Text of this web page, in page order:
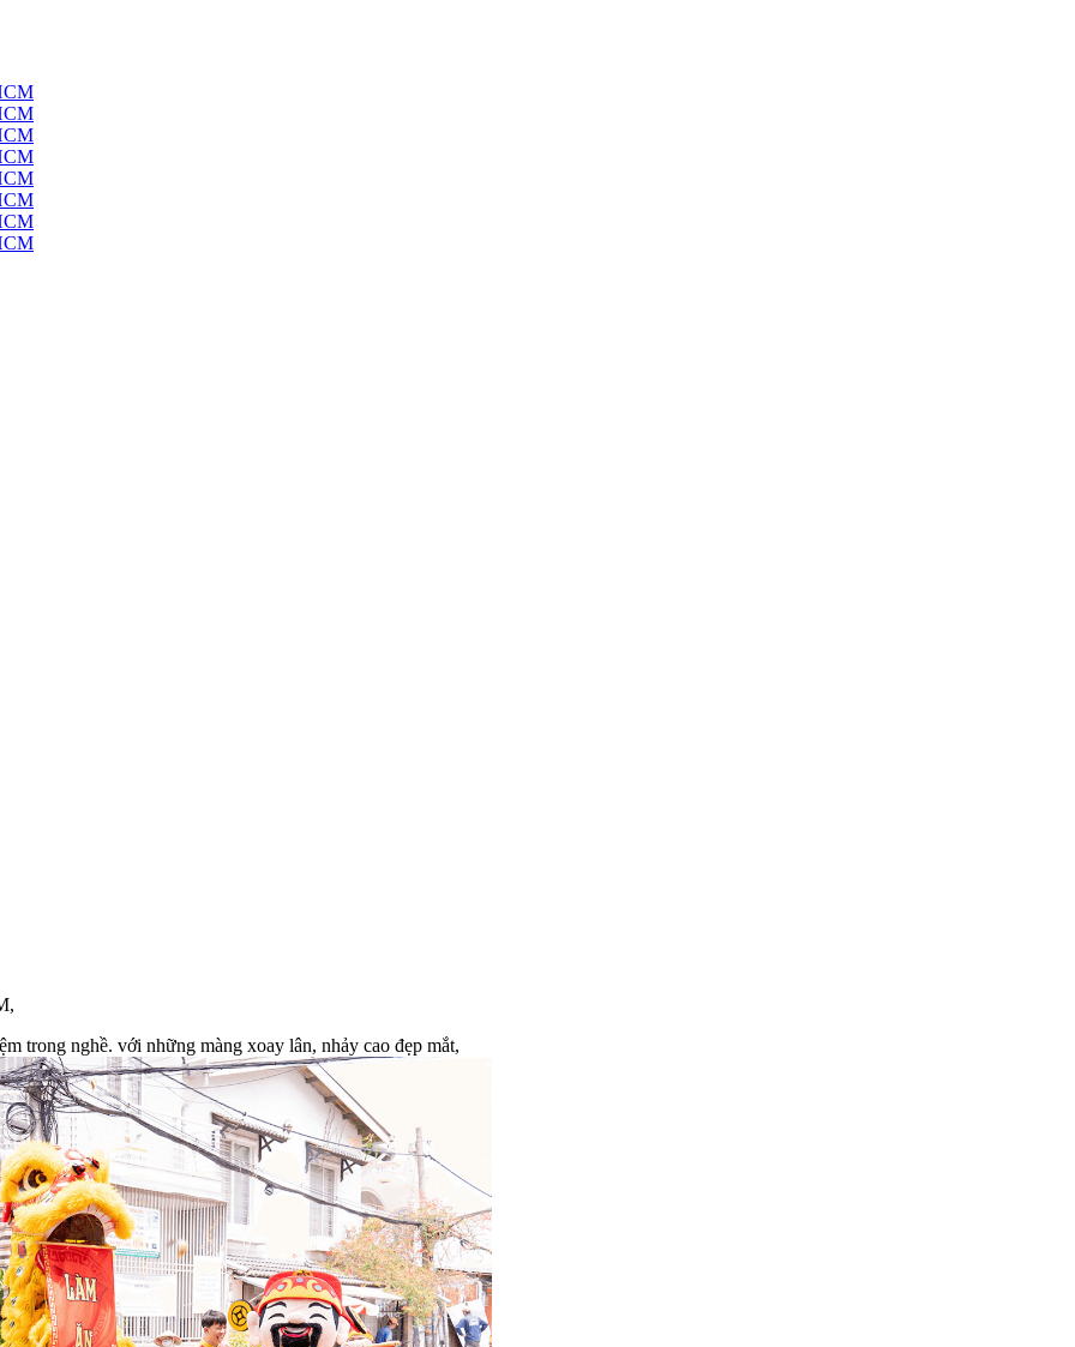
nghiệm trong nghề. với những màng xoay lân, nhảy cao đẹp mắt,